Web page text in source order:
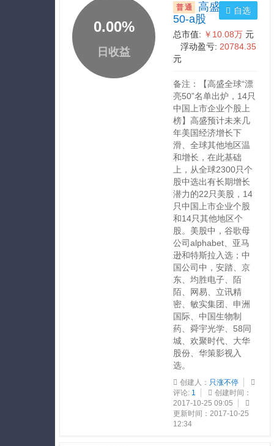
0.00%
日收益
普通
高盛漂亮
50-a股
总市值: ￥10.08万 元
浮动盈亏: 20784.35
元
备注：【高盛全球“漂
亮50”名单出炉，14只
中国上市企业个股上
榜】高盛预计未来几
年美国经济增长下
滑、全球其他地区温
和增长，在此基础
上，从全球2300只个
股中选出有长期增长
潜力的22只美股，14
只中国上市企业个股
和14只其他地区个
股。美股中，谷歌母
公司alphabet、亚马
逊和特斯拉入选；中
国公司中，安踏、京
东、均胜电子、陌
陌、网易、立讯精
密、敏实集团、申洲
国际、中国生物制
药、舜宇光学、58同
城、欢聚时代、大华
股份、华策影视入
选。
创建人： 只涨不停
评论: 1
创建时间：
2017-10-25 09:05
更新时间：2017-10-25
12:34
自选